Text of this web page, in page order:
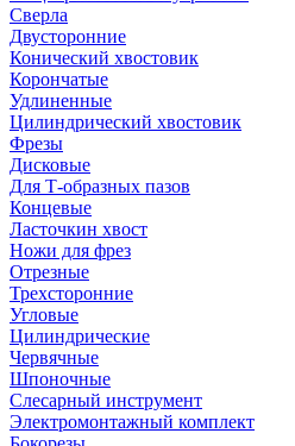
Сверла
Двусторонние
Конический хвостовик
Корончатые
Удлиненные
Цилиндрический хвостовик
Фрезы
Дисковые
Для Т-образных пазов
Концевые
Ласточкин хвост
Ножи для фрез
Отрезные
Трехсторонние
Угловые
Цилиндрические
Червячные
Шпоночные
Слесарный инструмент
Электромонтажный комплект